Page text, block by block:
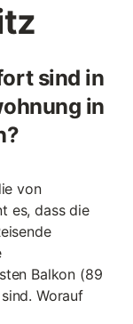
sind in
in
von
es, dass die
Balkon (89
Worauf